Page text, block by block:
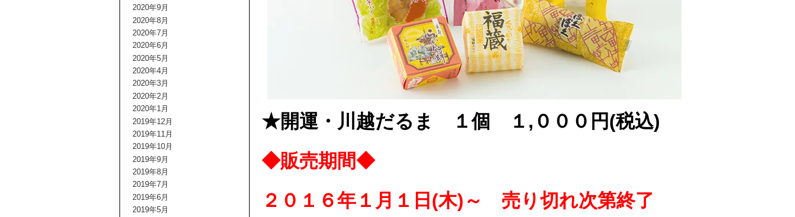
2020年9月
2020年8月
2020年7月
2020年6月
2020年5月
2020年4月
2020年3月
2020年2月
2020年1月
2019年12月
2019年11月
2019年10月
2019年9月
2019年8月
2019年7月
2019年6月
2019年5月
★開運・川越だるま １個 １,０００円(税込)
◆販売期間◆
２０１６年１月１日(木)～ 売り切れ次第終了